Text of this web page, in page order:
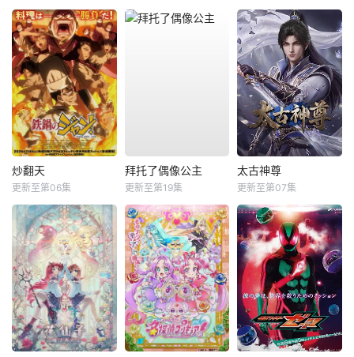
炒翻天
更新至第06集
拜托了偶像公主
更新至第19集
太古神尊
更新至第07集